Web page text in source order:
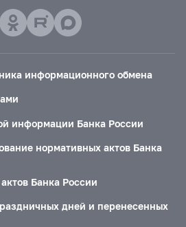
информационного обмена
информации Банка России
нормативных актов Банка
Банка России
дней и перенесенных